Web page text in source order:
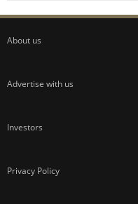
About us
Advertise with us
Investors
Privacy Policy